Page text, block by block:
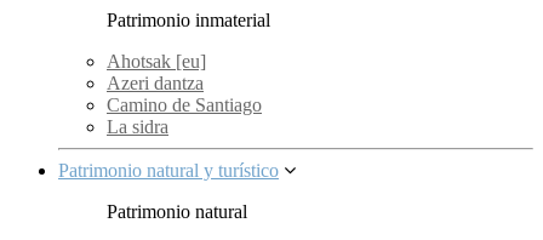
Patrimonio inmaterial
Ahotsak [eu]
Azeri dantza
Camino de Santiago
La sidra
Patrimonio natural y turístico
Patrimonio natural